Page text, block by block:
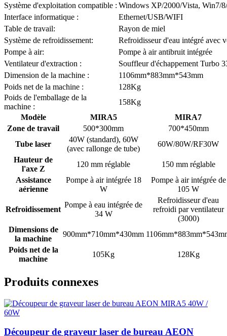
Système d'exploitation compatible : Windows XP/2000/Vista, Win7/
Interface informatique :
Ethernet/USB/WIFI
Table de travail:
Rayon de miel
Système de refroidissement:
Refroidisseur d'eau intégré avec
Pompe à air:
Pompe à air antibruit intégrée
Ventilateur d'extraction :
Souffleur d'échappement Turbo
Dimension de la machine :
1106mm*883mm*543mm
Poids net de la machine :
128Kg
Poids de l'emballage de la
machine :
158Kg
Modèle
MIRA5
MIRA7
Zone de travail
500*300mm
700*450mm
Tube laser
40W (standard), 60W
(avec rallonge de tube)
60W/80W/RF30W
Hauteur de
l'axe Z
120 mm réglable
150 mm réglable
Assistance
aérienne
Pompe à air intégrée 18
W
Pompe à air intégrée de
105 W
Refroidissement
Pompe à eau intégrée de
34 W
Refroidisseur d'eau
refroidi par ventilateur
(3000)
Dimensions de
la machine
900mm*710mm*430mm
Poids net de la
machine
105Kg 128Kg
Produits connexes
Découpeur de graveur laser de bureau AEON